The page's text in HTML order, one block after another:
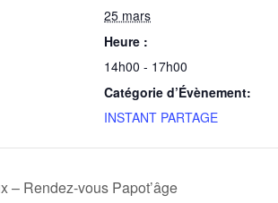
25 mars
Heure :
14h00 - 17h00
Catégorie d’Évènement:
INSTANT PARTAGE
– Rendez-vous Papot’âge